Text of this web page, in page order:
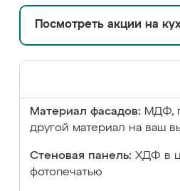
Посмотреть акции на
Материал фасадов: МДФ,
другой материал на ваш
Стеновая панель: ХДФ в
фотопечатью